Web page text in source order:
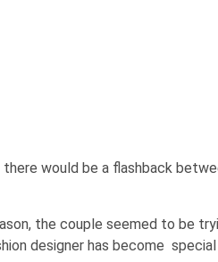
would be a flashback
the couple seemed to be
designer has become